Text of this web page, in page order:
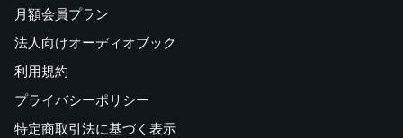
月額会員プラン
法人向けオーディオブック
利用規約
プライバシーポリシー
特定商取引法に基づく表示